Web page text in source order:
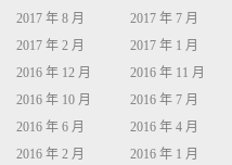
2017 年 8 月
2017 年 7 月
2017 年 2 月
2017 年 1 月
2016 年 12 月
2016 年 11 月
2016 年 10 月
2016 年 7 月
2016 年 6 月
2016 年 4 月
2016 年 2 月
2016 年 1 月